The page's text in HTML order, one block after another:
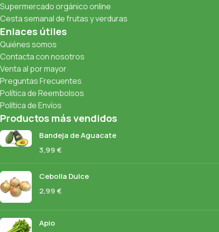
Supermercado orgánico online
Cesta semanal de frutas y verduras
Enlaces útiles
Quiénes somos
Contacta con nosotros
Venta al por mayor
Preguntas Frecuentes
Política de Reembolsos
Política de Envíos
Productos más vendidos
Bandeja de Aguacate
3,99€
Cebolla Dulce
2,99€
Apio